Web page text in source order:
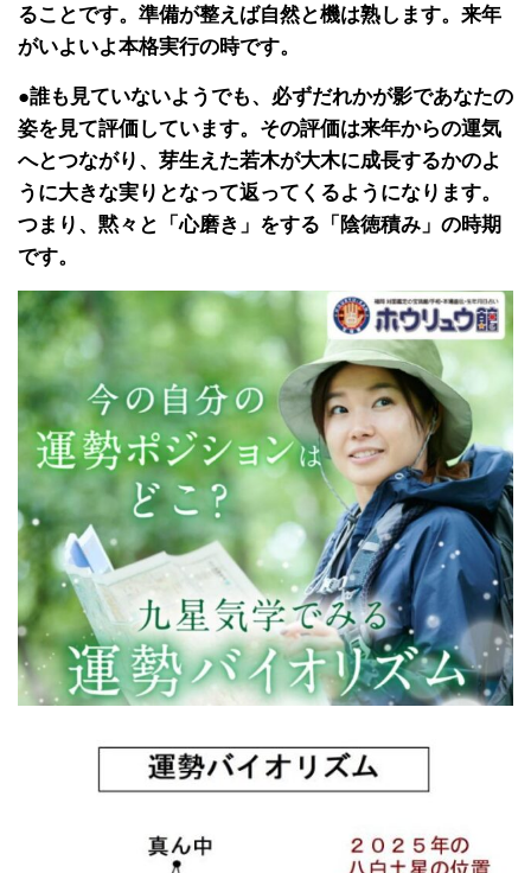
ることです。準備が整えば自然と機は熟します。来年
がいよいよ本格実行の時です。
●誰も見ていないようでも、必ずだれかが影であなたの
姿を見て評価しています。その評価は来年からの運気
へとつながり、芽生えた若木が大木に成長するかのよ
うに大きな実りとなって返ってくるようになります。
つまり、黙々と「心磨き」をする「陰徳積み」の時期
です。